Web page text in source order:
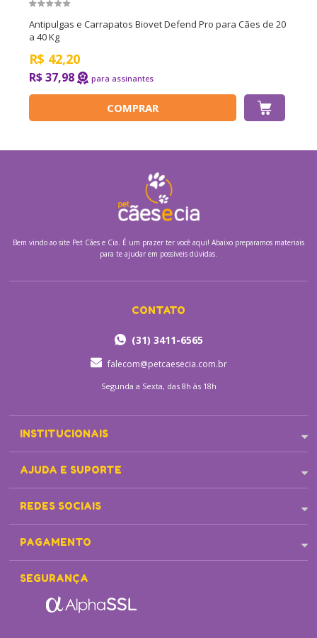
Antipulgas e Carrapatos Biovet Defend Pro para Cães de 20
a 40 Kg
R$ 42,20
R$ 37,98
COMPRAR
Bem vindo ao site Pet Cães e Cia. É um prazer ter você aqui! Abaixo preparamos materiais
para te ajudar em possíveis dúvidas.
CONTATO
(31) 3411-6565
falecom@petcaesecia.com.br
Segunda a Sexta, das 8h às 18h
INSTITUCIONAIS
AJUDA E SUPORTE
REDES SOCIAIS
PAGAMENTO
SEGURANÇA